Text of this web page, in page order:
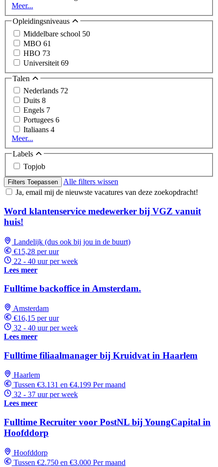
Meer...
Opleidingsniveaus
Middelbare school 50
MBO 61
HBO 73
Universiteit 69
Talen
Nederlands 72
Duits 8
Engels 7
Portugees 6
Italiaans 4
Meer...
Labels
Topjob
Filters Toepassen
Alle filters wissen
Ja, email mij de nieuwste vacatures van deze zoekopdracht!
Word klantenservice medewerker bij VGZ vanuit
huis!
Landelijk (dus ook bij jou in de buurt)
€15,28 per uur
22 - 40 uur per week
Lees meer
Fulltime backoffice in Amsterdam.
Amsterdam
€16,15 per uur
32 - 40 uur per week
Lees meer
Fulltime filiaalmanager bij Kruidvat in Haarlem
Haarlem
Tussen €3.131 en €4.199 Per maand
32 - 37 uur per week
Lees meer
Fulltime Recruiter voor PostNL bij YoungCapital in
Hoofddorp
Hoofddorp
Tussen €2.750 en €3.000 Per maand